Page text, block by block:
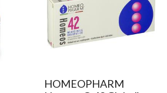
HOMEOPHARM